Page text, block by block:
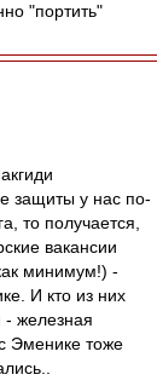
"портить"
защиты у нас по-
то получается,
вакансии
минимум!) -
И кто из них
железная
Эменике тоже